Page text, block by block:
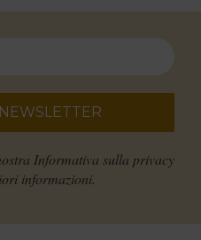
Informativa sulla privacy
informazioni.